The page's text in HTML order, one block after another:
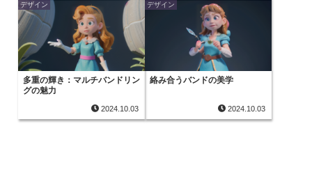
デザイン
多重の輝き：マルチバンドリン
グの魅力
2024.10.03
デザイン
絡み合うバンドの美学
2024.10.03